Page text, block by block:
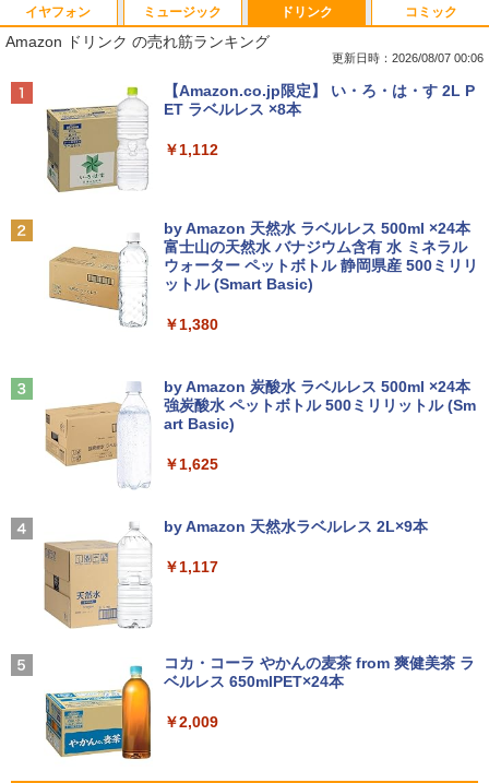
イヤフォン
Anker Soundcore P40i オフホワイト
Anker Soundcore P31i ブラック
￥5,990
ンク
￥-
レスイヤホン bluetooth イヤホン V12 小型
軽量 ブルートゥースHi-Fi 最大36時間再生 ぶ
るーとゅーす コードレス ENCノイズキャン
セリング 自動ペアリング Type-C充電 マイク
￥1,964
Xiaomi シャオミ REDMI Buds 8 Lite ワイヤ
ミュージック
BRUCE WAYNE feat. Flo Milli, ATL Jacob
[Explicit]
￥250
BRUCE WAYNE feat. Flo Milli, ATL Jacob
[Explicit]
￥250
￥250
￥250
ドリンク
Amazon ドリンク の売れ筋ランキング
更新日時：2026/08/07 00:06
【Amazon.co.jp限定】 い・ろ・は・す 2L P
ET ラベルレス ×8本
￥1,112
by Amazon 天然水 ラベルレス 500ml ×24本
富士山の天然水 バナジウム含有 水 ミネラル
ウォーター ペットボトル 静岡県産 500ミリリ
ットル (Smart Basic)
￥1,380
by Amazon 炭酸水 ラベルレス 500ml ×24本
強炭酸水 ペットボトル 500ミリリットル (Sm
art Basic)
￥1,625
by Amazon 天然水ラベルレス 2L×9本
￥1,117
コカ・コーラ やかんの麦茶 from 爽健美茶 ラ
ベルレス 650mlPET×24本
￥2,009
コミック